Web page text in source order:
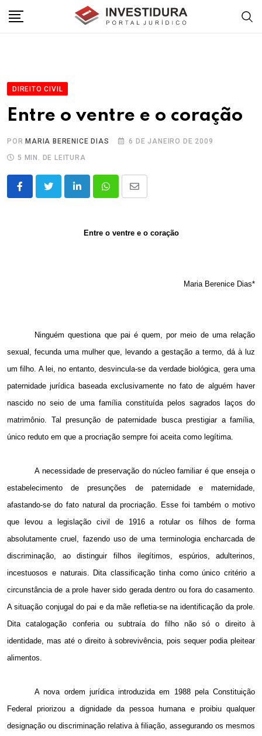
DIREITO CIVIL
Entre o ventre e o coração
POR MARIA BERENICE DIAS
6 DE JANEIRO DE 2009
5 MIN. DE LEITURA
LinkedInWhatsappShare
Entre o ventre e o coração
Maria Berenice Dias*
Ninguém questiona que pai é quem, por meio de uma relação
sexual, fecunda uma mulher que, levando a gestação a termo, dá à luz
um filho. A lei, no entanto, desvincula-se da verdade biológica, gera uma
paternidade jurídica baseada exclusivamente no fato de alguém haver
nascido no seio de uma família constituída pelos sagrados laços do
matrimônio. Tal presunção de paternidade busca prestigiar a família,
único reduto em que a procriação sempre foi aceita como legítima.
A necessidade de preservação do núcleo familiar é que enseja o
estabelecimento de presunções de paternidade e maternidade,
afastando-se do fato natural da procriação. Esse foi também o motivo
que levou a legislação civil de 1916 arotular os filhos de forma
absolutamente cruel, fazendo uso de uma terminologia encharcada de
discriminação, ao distinguir filhos ilegítimos, espúrios, adulterinos,
incestuosos e naturais. Dita classificação tinha como único critério a
circunstância de a prole haver sido gerada dentro ou fora do casamento.
A situação conjugal do pai e da mãe refletia-se na identificação da prole.
Dita catalogação conferia ou subtraía do filho não só o direito à
identidade, mas até o direito à sobrevivência, pois sequer podia pleitear
alimentos.
A nova ordem jurídica introduzida em 1988 pela Constituição
Federal priorizou a dignidade da pessoa humana e proibiu qualquer
designação ou discriminação relativa à filiação, assegurando os mesmos